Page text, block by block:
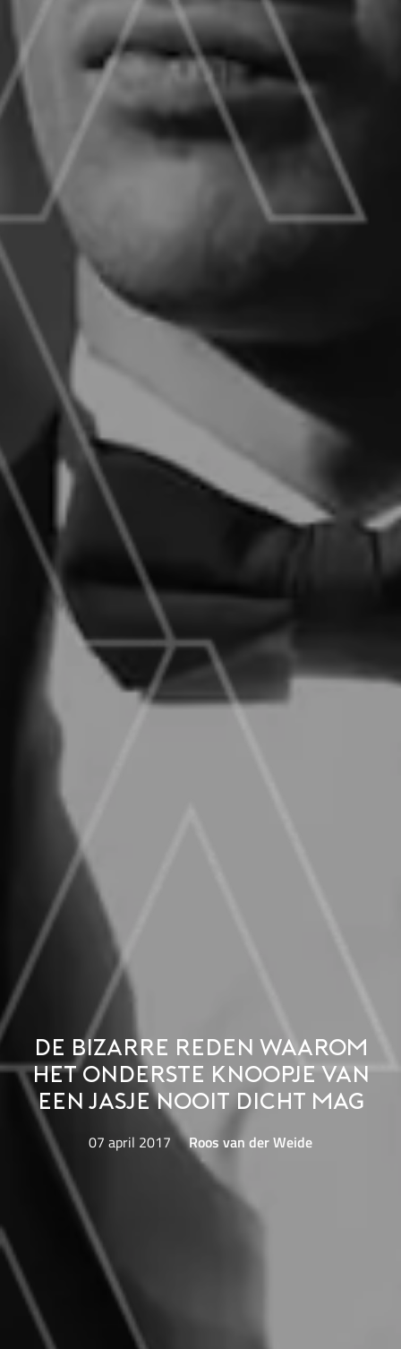
De bizarre reden waarom
het onderste knoopje van
een jasje nooit dicht mag
07 april 2017 Roos van der Weide